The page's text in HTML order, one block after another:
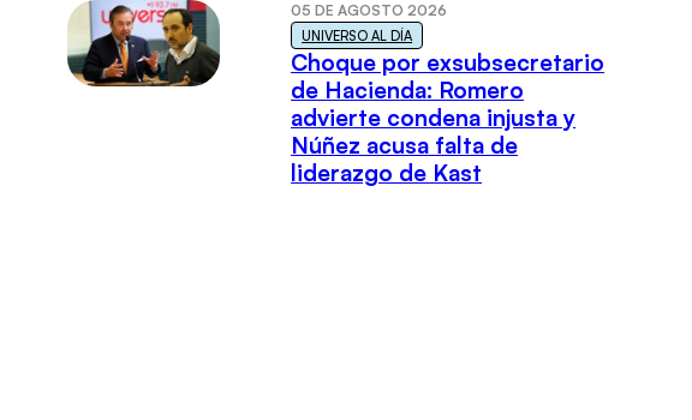
05 DE AGOSTO 2026
UNIVERSO AL DÍA
Choque por exsubsecretario
de Hacienda: Romero
advierte condena injusta y
Núñez acusa falta de
liderazgo de Kast